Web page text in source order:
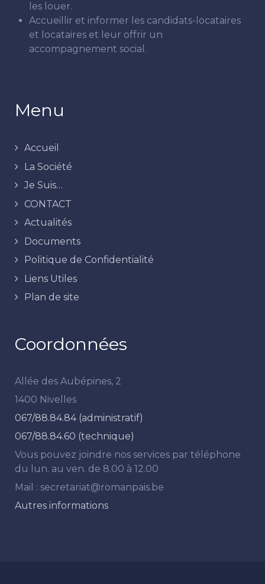
les louer.
Accueillir et informer les candidats-locataires
et locataires et leur offrir un
accompagnement social.
Menu
Accueil
La Société
Je Suis…
CONTACT
Actualités
Documents
Politique de Confidentialité
Liens Utiles
Plan de site
Coordonnées
Allée des Aubépines, 2
1400 Nivelles
067/88.84.84 (administratif)
067/88.84.60 (technique)
Vous pouvez joindre nos services par téléphone
du lun. au ven. de 8.00 à 12.00
Mail : secretariat@romanpais.be
Autres informations